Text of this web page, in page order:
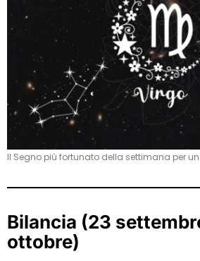
Il Segno più fortunato della settimana per
Bilancia (23
ottobre)